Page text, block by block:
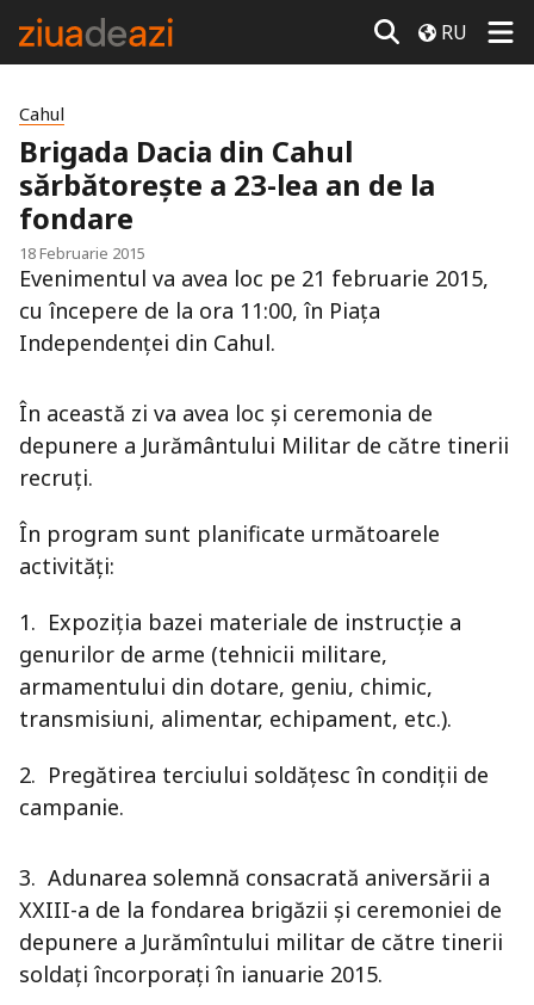
RU
Cahul
Brigada Dacia din Cahul
sărbătoreşte a 23-lea an de la
fondare
18 Februarie 2015
Evenimentul va avea loc pe 21 februarie 2015,
cu începere de la ora 11:00, în Piaţa
Independenţei din Cahul.
În această zi va avea loc şi ceremonia de
depunere a Jurământului Militar de către tinerii
recruţi.
În program sunt planificate următoarele
activităţi:
1. Expoziţia bazei materiale de instrucţie a
genurilor de arme (tehnicii militare,
armamentului din dotare, geniu, chimic,
transmisiuni, alimentar, echipament, etc.).
2. Pregătirea terciului soldățesc în condiții de
campanie.
3. Adunarea solemnă consacrată aniversării a
XXIII-a de la fondarea brigăzii și ceremoniei de
depunere a Jurămîntului militar de către tinerii
soldați încorporați în ianuarie 2015.